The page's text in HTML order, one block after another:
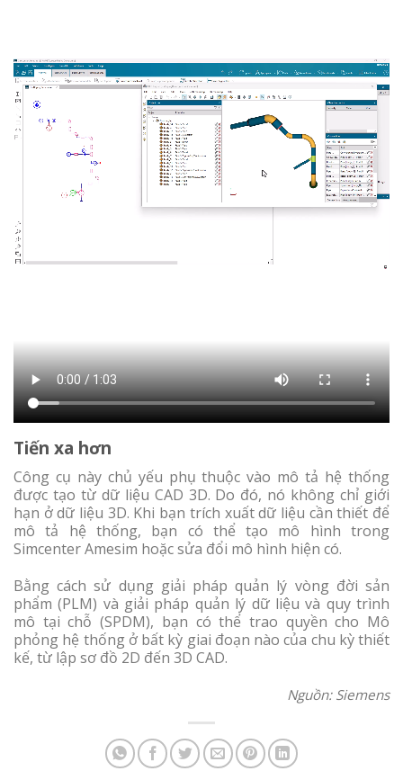
Tiến xa hơn
Công cụ này chủ yếu phụ thuộc vào mô tả hệ thống
được tạo từ dữ liệu CAD 3D. Do đó, nó không chỉ giới
hạn ở dữ liệu 3D. Khi bạn trích xuất dữ liệu cần thiết để
mô tả hệ thống, bạn có thể tạo mô hình trong
Simcenter Amesim hoặc sửa đổi mô hình hiện có.
Bằng cách sử dụng giải pháp quản lý vòng đời sản
phẩm (PLM) và giải pháp quản lý dữ liệu và quy trình
mô tại chỗ (SPDM), bạn có thể trao quyền cho Mô
phỏng hệ thống ở bất kỳ giai đoạn nào của chu kỳ thiết
kế, từ lập sơ đồ 2D đến 3D CAD.
Nguồn: Siemens